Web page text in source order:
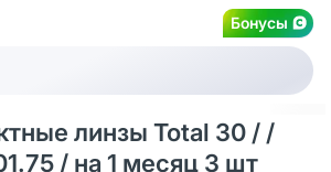
Бонусы
линзы Total 30 / /
/ на 1 месяц 3 шт